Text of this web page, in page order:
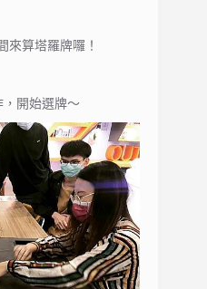
來算塔羅牌囉！
開始選牌～